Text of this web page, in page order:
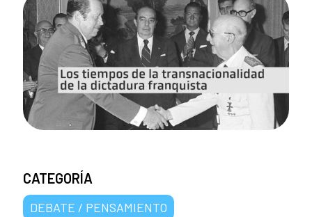
CATEGORÍA
DEBATE / PENSAMIENTO